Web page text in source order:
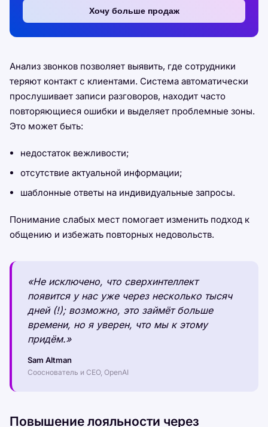
Хочу больше продаж
Анализ звонков позволяет выявить, где сотрудники
теряют контакт с клиентами. Система автоматически
прослушивает записи разговоров, находит часто
повторяющиеся ошибки и выделяет проблемные зоны.
Это может быть:
недостаток вежливости;
отсутствие актуальной информации;
шаблонные ответы на индивидуальные запросы.
Понимание слабых мест помогает изменить подход к
общению и избежать повторных недовольств.
«Не исключено, что сверхинтеллект
появится у нас уже через несколько тысяч
дней (!); возможно, это займёт больше
времени, но я уверен, что мы к этому
придём.»
Sam Altman
Сооснователь и CEO, OpenAI
Повышение лояльности через